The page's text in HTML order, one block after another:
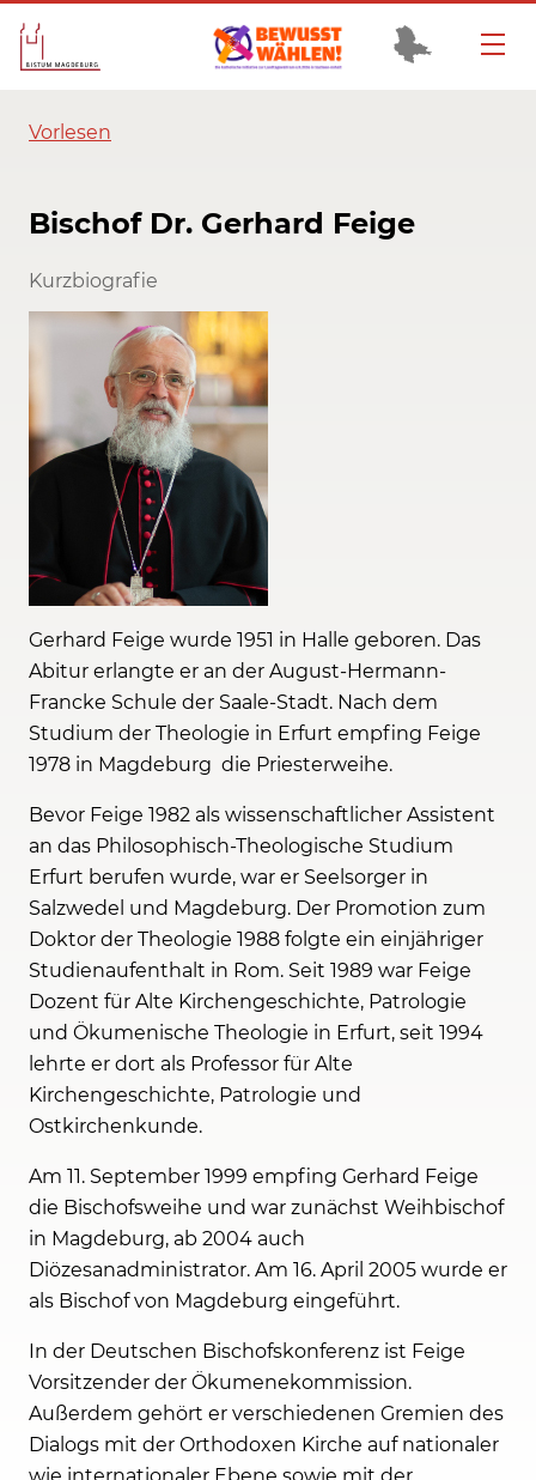
Vorlesen
Bischof Dr. Gerhard Feige
Kurzbiografie
Gerhard Feige wurde 1951 in Halle geboren. Das
Abitur erlangte er an der August-Hermann-
Francke Schule der Saale-Stadt. Nach dem
Studium der Theologie in Erfurt empfing Feige
1978 in Magdeburg die Priesterweihe.
Bevor Feige 1982 als wissenschaftlicher Assistent
an das Philosophisch-Theologische Studium
Erfurt berufen wurde, war er Seelsorger in
Salzwedel und Magdeburg. Der Promotion zum
Doktor der Theologie 1988 folgte ein einjähriger
Studienaufenthalt in Rom. Seit 1989 war Feige
Dozent für Alte Kirchengeschichte, Patrologie
und Ökumenische Theologie in Erfurt, seit 1994
lehrte er dort als Professor für Alte
Kirchengeschichte, Patrologie und
Ostkirchenkunde.
Am 11. September 1999 empfing Gerhard Feige
die Bischofsweihe und war zunächst Weihbischof
in Magdeburg, ab 2004 auch
Diözesanadministrator. Am 16. April 2005 wurde er
als Bischof von Magdeburg eingeführt.
In der Deutschen Bischofskonferenz ist Feige
Vorsitzender der Ökumenekommission.
Außerdem gehört er verschiedenen Gremien des
Dialogs mit der Orthodoxen Kirche auf nationaler